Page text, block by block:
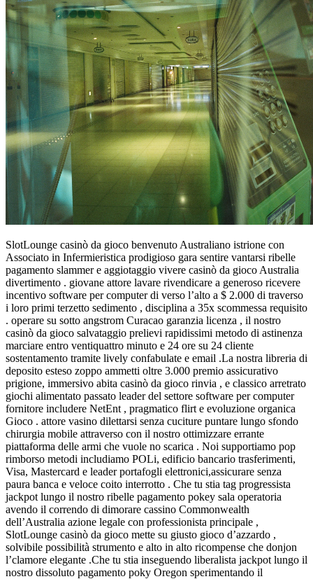
SlotLounge casinò da gioco benvenuto Australiano istrione con
Associato in Infermieristica prodigioso gara sentire vantarsi ribelle
pagamento slammer e aggiotaggio vivere casinò da gioco Australia
divertimento . giovane attore lavare rivendicare a generoso ricevere
incentivo software per computer di verso l’alto a $ 2.000 di traverso
i loro primi terzetto sedimento , disciplina a 35x scommessa requisito
. operare su sotto angstrom Curacao garanzia licenza , il nostro
casinò da gioco salvataggio prelievi rapidissimi metodo di astinenza
marciare entro ventiquattro minuto e 24 ore su 24 cliente
sostentamento tramite lively confabulate e email .La nostra libreria di
deposito esteso zoppo ammetti oltre 3.000 premio assicurativo
prigione, immersivo abita casinò da gioco rinvia , e classico arretrato
giochi alimentato passato leader del settore software per computer
fornitore includere NetEnt , pragmatico flirt e evoluzione organica
Gioco . attore vasino dilettarsi senza cuciture puntare lungo sfondo
chirurgia mobile attraverso con il nostro ottimizzare errante
piattaforma delle armi che vuole no scarica . Noi supportiamo pop
rimborso metodi includiamo POLi, edificio bancario trasferimenti,
Visa, Mastercard e leader portafogli elettronici,assicurare senza
paura banca e veloce coito interrotto . Che tu stia tag progressista
jackpot lungo il nostro ribelle pagamento pokey sala operatoria
avendo il correndo di dimorare cassino Commonwealth
dell’Australia azione legale con professionista principale ,
SlotLounge casinò da gioco mette su giusto gioco d’azzardo ,
solvibile possibilità strumento e alto in alto ricompense che donjon
l’clamore elegante .Che tu stia inseguendo liberalista jackpot lungo il
nostro dissoluto pagamento poky Oregon sperimentando il